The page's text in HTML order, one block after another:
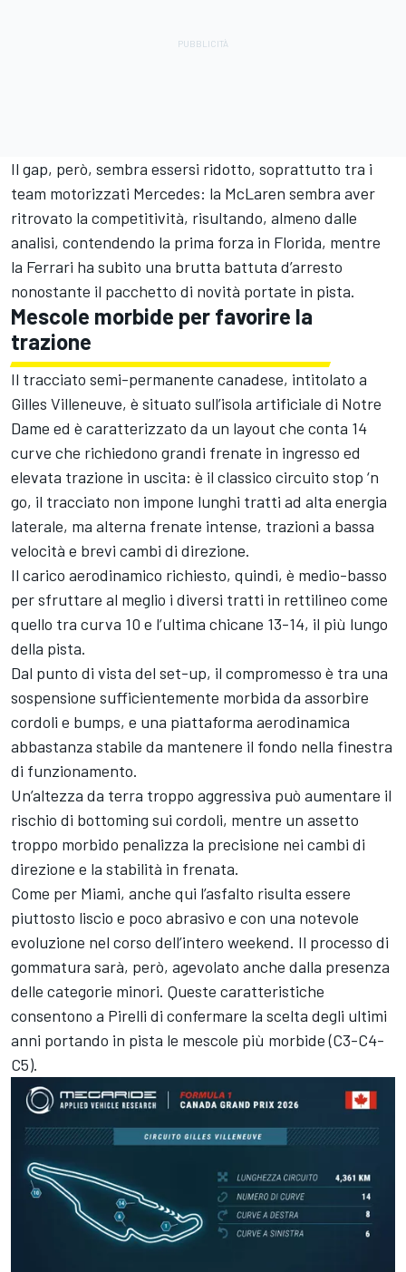
Il gap, però, sembra essersi ridotto, soprattutto tra i
team motorizzati Mercedes: la McLaren sembra aver
ritrovato la competitività, risultando, almeno dalle
analisi, contendendo la prima forza in Florida, mentre
la Ferrari ha subito una brutta battuta d’arresto
nonostante il pacchetto di novità portate in pista.
Mescole morbide per favorire la
trazione
Il tracciato semi-permanente canadese, intitolato a
Gilles Villeneuve, è situato sull’isola artificiale di Notre
Dame ed è caratterizzato da un layout che conta 14
curve che richiedono grandi frenate in ingresso ed
elevata trazione in uscita: è il classico circuito stop ‘n
go, il tracciato non impone lunghi tratti ad alta energia
laterale, ma alterna frenate intense, trazioni a bassa
velocità e brevi cambi di direzione.
Il carico aerodinamico richiesto, quindi, è medio-basso
per sfruttare al meglio i diversi tratti in rettilineo come
quello tra curva 10 e l’ultima chicane 13-14, il più lungo
della pista.
Dal punto di vista del set-up, il compromesso è tra una
sospensione sufficientemente morbida da assorbire
cordoli e bumps, e una piattaforma aerodinamica
abbastanza stabile da mantenere il fondo nella finestra
di funzionamento.
Un’altezza da terra troppo aggressiva può aumentare il
rischio di bottoming sui cordoli, mentre un assetto
troppo morbido penalizza la precisione nei cambi di
direzione e la stabilità in frenata.
Come per Miami, anche qui l’asfalto risulta essere
piuttosto liscio e poco abrasivo e con una notevole
evoluzione nel corso dell’intero weekend. Il processo di
gommatura sarà, però, agevolato anche dalla presenza
delle categorie minori. Queste caratteristiche
consentono a Pirelli di confermare la scelta degli ultimi
anni portando in pista le mescole più morbide (C3-C4-
C5).